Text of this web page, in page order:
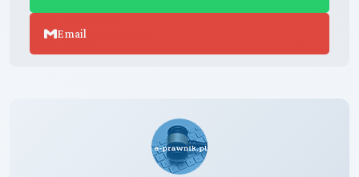
Email